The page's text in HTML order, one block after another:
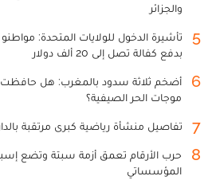
والجزائر
5
بدفع كفالة تصل إلى 20 ألف دولار
6
أضخم ثلاثة سدود بالمغرب: هل
موجات الحر الصيفية؟
7 تفاصيل منشأة رياضية كبرى مرتقبة
8
حرب الأرقام تعمق أزمة سبتة وتضع
المؤسساتي